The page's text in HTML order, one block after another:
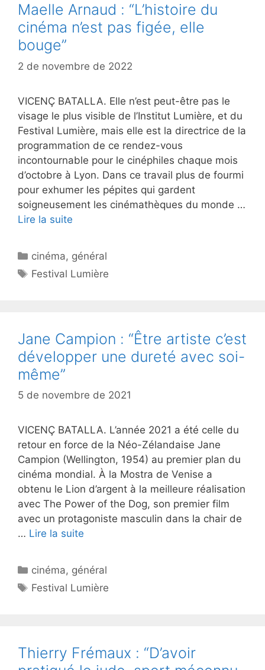
Maelle Arnaud : “L’histoire du
cinéma n’est pas figée, elle
bouge”
2 de novembre de 2022
VICENÇ BATALLA. Elle n’est peut-être pas le
visage le plus visible de l’Institut Lumière, et du
Festival Lumière, mais elle est la directrice de la
programmation de ce rendez-vous
incontournable pour le cinéphiles chaque mois
d’octobre à Lyon. Dans ce travail plus de fourmi
pour exhumer les pépites qui gardent
soigneusement les cinémathèques du monde …
Lire la suite
Catégories
cinéma, général
Étiquettes
Festival Lumière
Jane Campion : “Être artiste c’est
développer une dureté avec soi-
même”
5 de novembre de 2021
VICENÇ BATALLA. L’année 2021 a été celle du
retour en force de la Néo-Zélandaise Jane
Campion (Wellington, 1954) au premier plan du
cinéma mondial. À la Mostra de Venise a
obtenu le Lion d’argent à la meilleure réalisation
avec The Power of the Dog, son premier film
avec un protagoniste masculin dans la chair de
… Lire la suite
Catégories
cinéma, général
Étiquettes
Festival Lumière
Thierry Frémaux : “D’avoir